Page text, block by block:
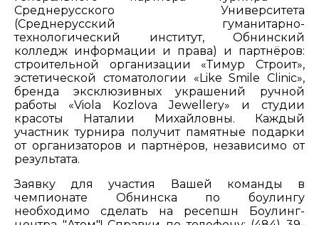
Среднерусского Университета
(Среднерусский гуманитарно-
технологический институт, Обнинский
колледж информации и права) и партнёров:
строительной организации «Тимур Строит»,
эстетической стоматологии «Like Smile Clinic»,
бренда эксклюзивных украшений ручной
работы «Viola Kozlova Jewellery» и студии
красоты Наталии Михайловны. Каждый
участник турнира получит памятные подарки
от организаторов и партнёров, независимо от
результата.
Заявку для участия Вашей команды в
чемпионате Обнинска по боулингу
необходимо сделать на ресепшн Боулинг-